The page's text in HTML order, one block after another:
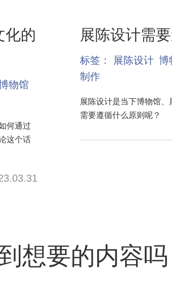
化的
物馆
何通过
这个话
展陈设计需
标签： 展陈设计 博
制作
展陈设计是当下博物馆
需要遵循什么原则呢？
想要的内容吗